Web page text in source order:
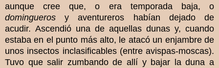
aunque cree que, o era temporada baja, o
domingueros y aventureros habían dejado de
acudir. Ascendió una de aquellas dunas y, cuando
estaba en el punto más alto, le atacó un enjambre de
unos insectos inclasificables (entre avispas-moscas).
Tuvo que salir zumbando de allí y bajar la duna a